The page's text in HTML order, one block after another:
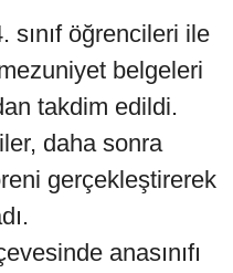
sınıf öğrencileri ile
belgeleri
takdim edildi.
daha sonra
gerçekleştirerek
anasınıfı